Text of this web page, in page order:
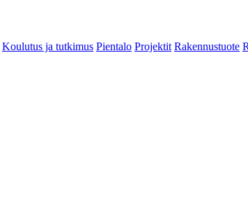
Koulutus ja tutkimus Pientalo Projektit Rakennustuote